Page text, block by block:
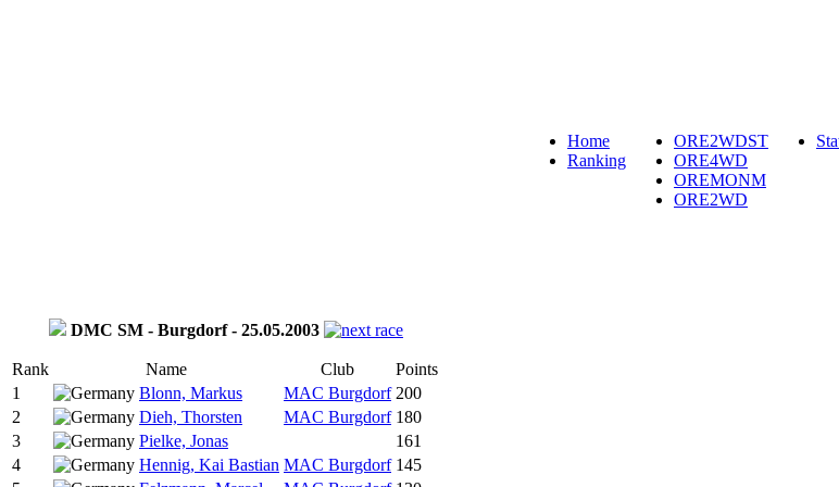
Home
Ranking
ORE2WDST
ORE4WD
OREMONM
ORE2WD
DMC SM - Burgdorf - 25.05.2003
Rank Name Club
Points
1
Blonn, Markus MAC Burgdorf 200
2
Dieh, Thorsten MAC Burgdorf 180
3
Pielke, Jonas
161
4
Hennig, Kai Bastian MAC Burgdorf 145